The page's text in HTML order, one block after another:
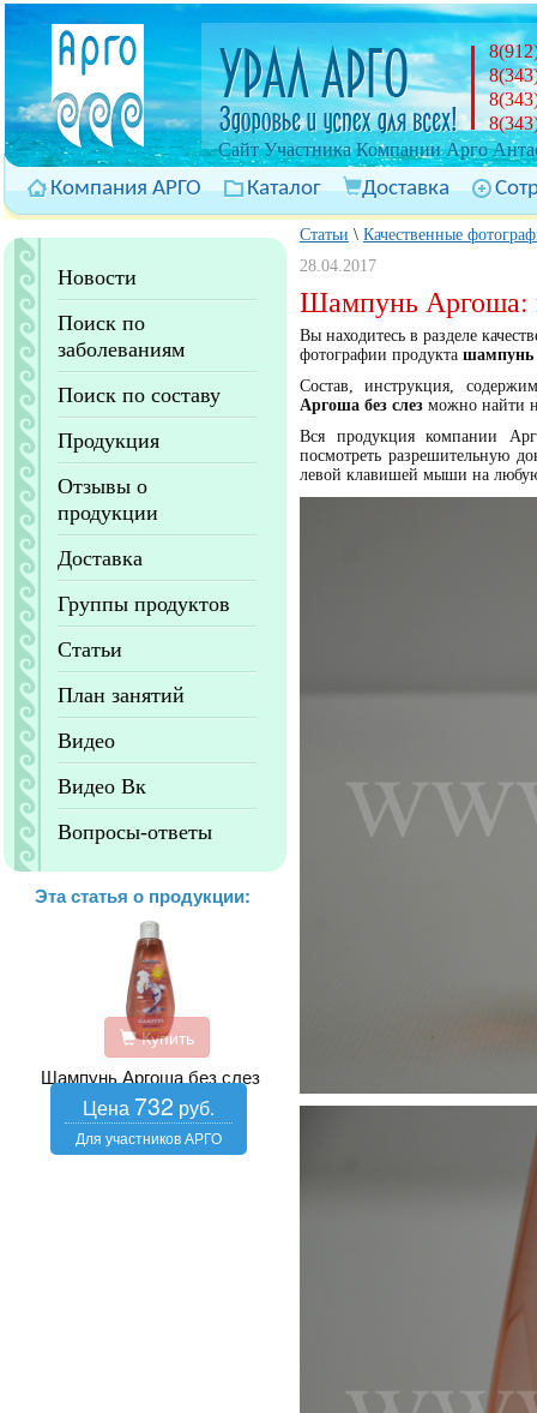
Cайт Участника Компании Арго
Компания АРГО Каталог Доставка
Новости
Поиск по
заболеваниям
Поиск по составу
Продукция
Отзывы о
продукции
Доставка
Группы продуктов
Статьи
План занятий
Видео
Видео Вк
Вопросы-ответы
Эта статья о продукции:
Купить
Шампунь Аргоша без слез
732
Статьи \ Качественные
28.04.2017
Шампунь Аргоша:
Вы находитесь в разделе
фотографии продукта шампунь
Состав, инструкция,
Аргоша без слез можно найти
Вся продукция компании
посмотреть разрешительную
левой клавишей мыши на